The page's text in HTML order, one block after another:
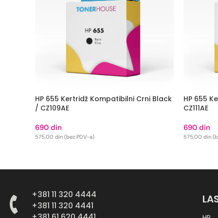
HP 655 Kertridž Kompatibilni Crni Black
/ CZ109AE
690 din
575,00 din (bez PDV-a)
HP 655
CZ111AE
690 din
575,00 din
+381 11 320 4444
+381 11 320 4441